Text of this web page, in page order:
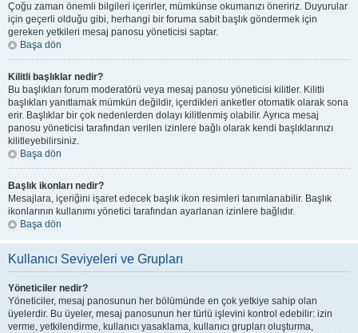
Çoğu zaman önemli bilgileri içerirler, mümkünse okumanızı öneririz. Duyurular
için geçerli olduğu gibi, herhangi bir foruma sabit başlık göndermek için
gereken yetkileri mesaj panosu yöneticisi saptar.
Başa dön
Kilitli başlıklar nedir?
Bu başlıkları forum moderatörü veya mesaj panosu yöneticisi kilitler. Kilitli
başlıkları yanıtlamak mümkün değildir, içerdikleri anketler otomatik olarak sona
erir. Başlıklar bir çok nedenlerden dolayı kilitlenmiş olabilir. Ayrıca mesaj
panosu yöneticisi tarafından verilen izinlere bağlı olarak kendi başlıklarınızı
kilitleyebilirsiniz.
Başa dön
Başlık ikonları nedir?
Mesajlara, içeriğini işaret edecek başlık ikon resimleri tanımlanabilir. Başlık
ikonlarının kullanımı yönetici tarafından ayarlanan izinlere bağlıdır.
Başa dön
Kullanıcı Seviyeleri ve Grupları
Yöneticiler nedir?
Yöneticiler, mesaj panosunun her bölümünde en çok yetkiye sahip olan
üyelerdir. Bu üyeler, mesaj panosunun her türlü işlevini kontrol edebilir: izin
verme, yetkilendirme, kullanıcı yasaklama, kullanıcı grupları oluşturma,